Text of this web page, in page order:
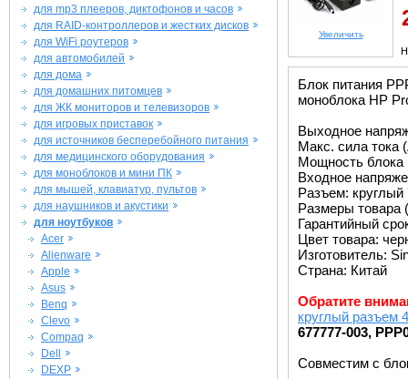
для mp3 плееров, диктофонов и часов
для RAID-контроллеров и жестких дисков
для WiFi роутеров
для автомобилей
для дома
для домашних питомцев
для ЖК мониторов и телевизоров
для игровых приставок
для источников бесперебойного питания
для медицинского оборудования
для моноблоков и мини ПК
для мышей, клавиатур, пультов
для наушников и акустики
для ноутбуков
Acer
Alienware
Apple
Asus
Benq
Clevo
Compaq
Dell
DEXP
Увеличить
Блок питания
моноблока HP
Выходное
Макс. сила тока
Мощность блока
Входное
Разъем: круглый
Размеры товара
Гарантийный
Цвет товара:
Изготовитель:
Страна: Китай
Обратите
круглый разъем
677777-003,
Совместим с